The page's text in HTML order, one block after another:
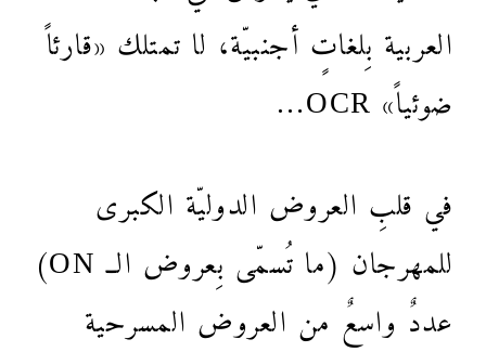
العربية بِلغاتٍ أجنبيّة، لا تمتلك «قارئاً
ضوئياً» OCR…
في قلبِ العروض الدوليّة الكبرى
للمهرجان (ما تُسمّى بِعروض الــ ON)
عددٌ واسعٌ من العروض المسرحية